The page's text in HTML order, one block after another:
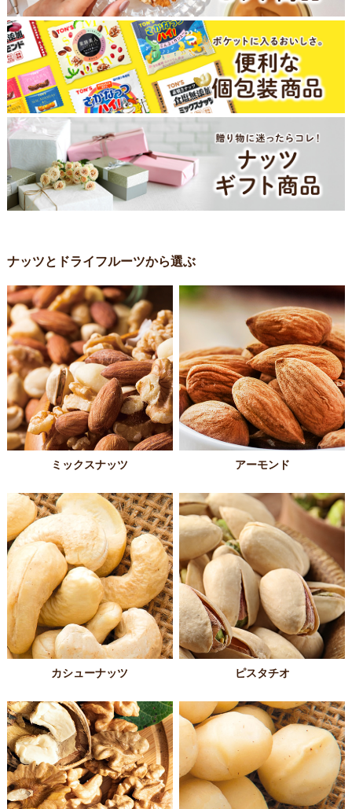
ナッツとドライフルーツから選ぶ
ミックスナッツ アーモンド
カシューナッツ ピスタチオ